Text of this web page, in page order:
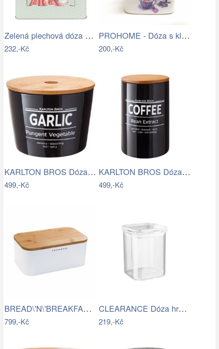
Zelená plechová dóza s víkem a otvorem…
232,-Kč
PROHOME - Dóza s klipem Levandule
200,-Kč
KARLTON BROS Dóza na česnek 14 cm -…
499,-Kč
KARLTON BROS Dóza na kávu 1,1 l - černá
499,-Kč
BREAD\'N\'BREAKFAST Chlebník s víkem -…
799,-Kč
CLEARANCE Dóza hranatá 1100 ml
219,-Kč